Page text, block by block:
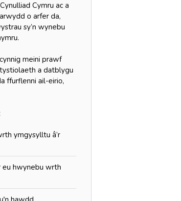
Cymru ac a
o arfer da,
sy’n wynebu
meini prawf
a datblygu
ffurflenni ail-eirio,
ymgysylltu â’r
eu hwynebu wrth